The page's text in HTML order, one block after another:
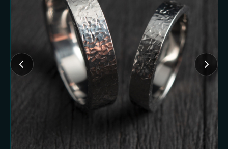
Частые вопросы (и честные
ответы):
FAQ И ГОТОВНОСТЬ
К ЗАКАЗУ
Доставляете ли
наложенным
Нет. Работаем только по предоплате. Это